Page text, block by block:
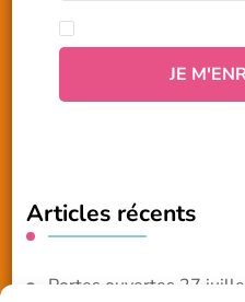
Articles récents
Portes ouvertes 27